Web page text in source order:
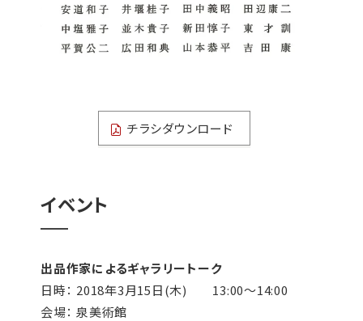
チラシダウンロード
イベント
出品作家によるギャラリートーク
日時： 2018年3月15日(木) 13:00～14:00
会場： 泉美術館